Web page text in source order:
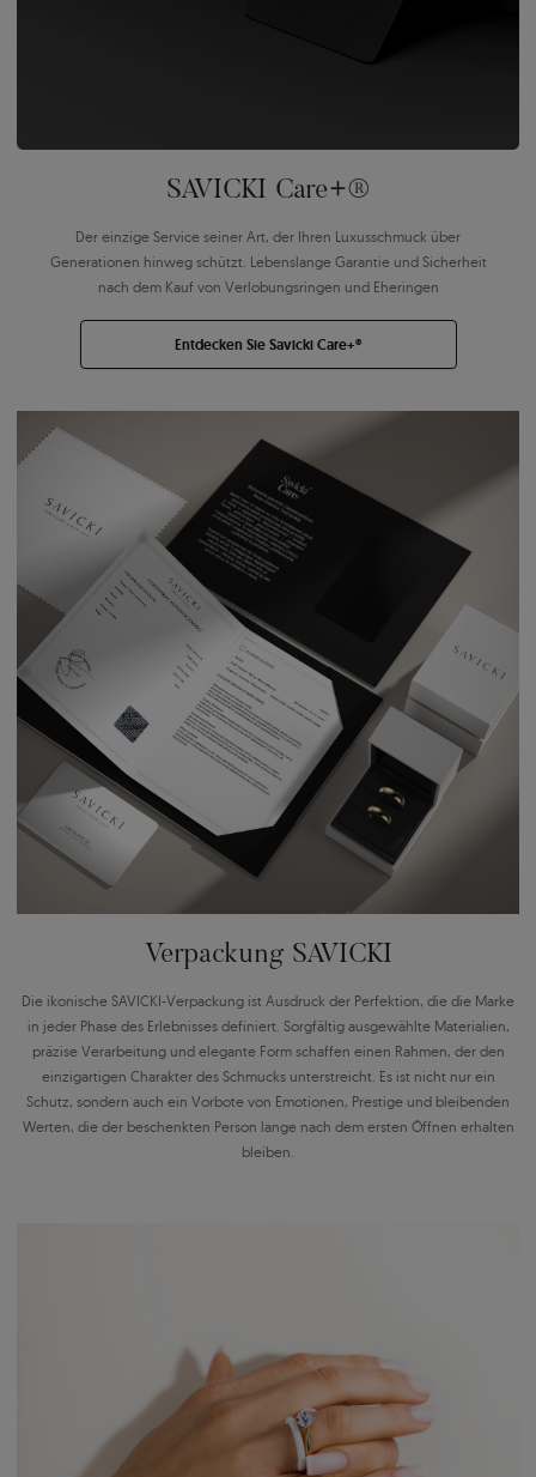
SAVICKI Care+®
Der einzige Service seiner Art, der Ihren Luxusschmuck über
Generationen hinweg schützt. Lebenslange Garantie und Sicherheit
nach dem Kauf von Verlobungsringen und Eheringen
Entdecken Sie Savicki Care+®
Verpackung SAVICKI
Die ikonische SAVICKI-Verpackung ist Ausdruck der Perfektion, die die Marke
in jeder Phase des Erlebnisses definiert. Sorgfältig ausgewählte Materialien,
präzise Verarbeitung und elegante Form schaffen einen Rahmen, der den
einzigartigen Charakter des Schmucks unterstreicht. Es ist nicht nur ein
Schutz, sondern auch ein Vorbote von Emotionen, Prestige und bleibenden
Werten, die der beschenkten Person lange nach dem ersten Öffnen erhalten
bleiben.